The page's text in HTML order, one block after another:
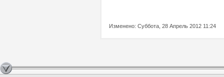
Изменено: Суббота, 28 Апрель 2012 11:24